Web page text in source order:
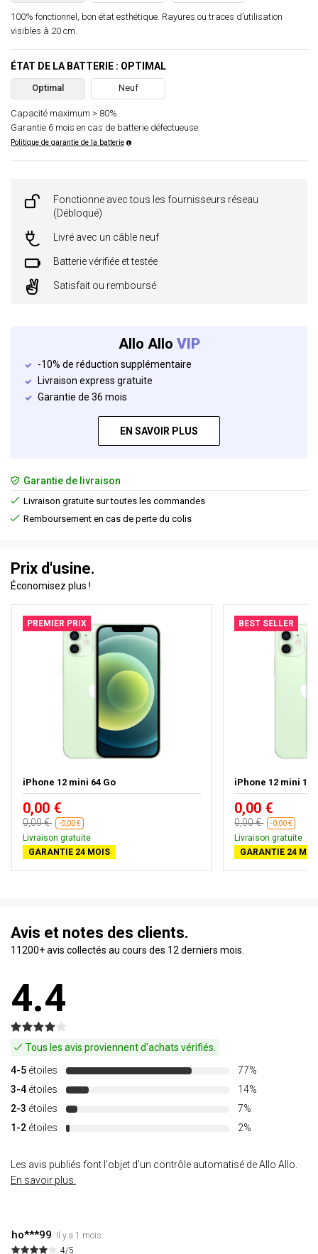
100% fonctionnel, bon état esthétique. Rayures ou traces d’utilisation
visibles à 20 cm.
ÉTAT DE LA BATTERIE : OPTIMAL
Optimal Neuf
Capacité maximum > 80%.
Garantie 6 mois en cas de batterie défectueuse.
Politique de garantie de la batterie
Fonctionne avec tous les fournisseurs réseau
(Débloqué)
Livré avec un câble neuf
Batterie vérifiée et testée
Satisfait ou remboursé
Allo Allo VIP
-10% de réduction supplémentaire
Livraison express gratuite
Garantie de 36 mois
EN SAVOIR PLUS
Garantie de livraison
Livraison gratuite sur toutes les commandes
Remboursement en cas de perte du colis
Prix d'usine.
Économisez plus !
PREMIER PRIX
iPhone 12 mini 64 Go
0,00 €
0,00 € -0,00 €
Livraison gratuite
GARANTIE 24 MOIS
BEST SELLER
iPhone 12 mini
0,00 €
0,00 € -0,00 €
Livraison gratuite
GARANTIE 24
Avis et notes des clients.
11200+ avis collectés au cours des 12 derniers mois.
4.4
Tous les avis proviennent d'achats vérifiés.
4-5 étoiles
77%
3-4 étoiles
14%
2-3 étoiles
7%
1-2 étoiles 2%
Les avis publiés font l'objet d'un contrôle automatisé de Allo Allo.
En savoir plus.
ho***99
Il y a 1 mois
4/5